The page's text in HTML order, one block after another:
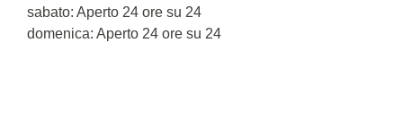
sabato: Aperto 24 ore su 24
domenica: Aperto 24 ore su 24